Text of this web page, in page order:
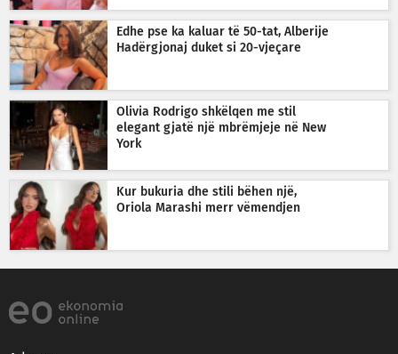
Edhe pse ka kaluar të 50-tat, Alberije
Hadërgjonaj duket si 20-vjeçare
Olivia Rodrigo shkëlqen me stil
elegant gjatë një mbrëmjeje në New
York
Kur bukuria dhe stili bëhen një,
Oriola Marashi merr vëmendjen